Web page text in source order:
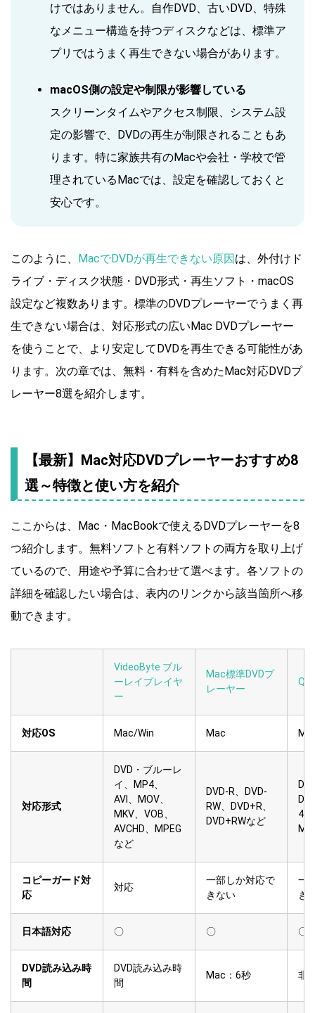
けではありません。自作DVD、古いDVD、特殊
なメニュー構造を持つディスクなどは、標準ア
プリではうまく再生できない場合があります。
macOS側の設定や制限が影響している
スクリーンタイムやアクセス制限、システム設
定の影響で、DVDの再生が制限されることもあ
ります。特に家族共有のMacや会社・学校で管
理されているMacでは、設定を確認しておくと
安心です。
このように、 MacでDVDが再生できない原因は、外付けド
ライブ・ディスク状態・DVD形式・再生ソフト・macOS
設定など複数あります。標準のDVDプレーヤーでうまく再
生できない場合は、対応形式の広いMac DVDプレーヤー
を使うことで、より安定してDVDを再生できる可能性があ
ります。次の章では、無料・有料を含めたMac対応DVDプ
レーヤー8選を紹介します。
【最新】Mac対応DVDプレーヤーおすすめ8
選～特徴と使い方を紹介
ここからは、Mac・MacBookで使えるDVDプレーヤーを8
つ紹介します。無料ソフトと有料ソフトの両方を取り上げ
ているので、用途や予算に合わせて選べます。各ソフトの
詳細を確認したい場合は、表内のリンクから該当箇所へ移
動できます。
VideoByte ブル
ーレイプレイヤ
ー
Mac標準DVDプ
レーヤー
対応OS Mac/Win Mac
対応形式
DVD・ブルーレ
イ、MP4、
AVI、MOV、
MKV、VOB、
AVCHD、MPEG
など
DVD-R、DVD-
RW、DVD+R、
DVD+RWなど
DV
コピーガード対
応
対応
一部しか対応で
きない
一
き
日本語対応 〇 〇 〇
DVD読み込み時
間
DVD読み込み時
間
Mac：6秒 非